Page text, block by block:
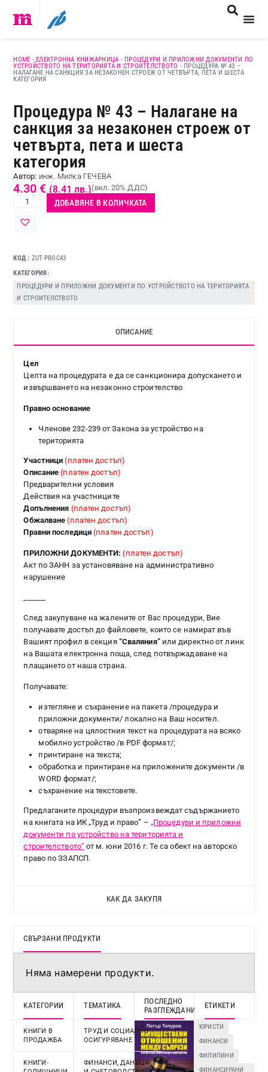
HOME -ЕЛЕКТРОННА КНИЖАРНИЦА -ПРОЦЕДУРИ И ПРИЛОЖНИ ДОКУМЕНТИ ПО
УСТРОЙСТВОТО НА ТЕРИТОРИЯТА И СТРОИТЕЛСТВОТО - ПРОЦЕДУРА № 43 –
НАЛАГАНЕ НА САНКЦИЯ ЗА НЕЗАКОНЕН СТРОЕЖ ОТ ЧЕТВЪРТА, ПЕТА И ШЕСТА
КАТЕГОРИЯ
Процедура № 43 – Налагане на
санкция за незаконен строеж от
четвърта, пета и шеста
категория
Автор: инж. Милка ГЕЧЕВА
4.30€ (8.41 лв.)(вкл. 20% ДДС)
ДОБАВЯНЕ В КОЛИЧКАТА
КОД ZUT-PROC43
КАТЕГОРИЯ
ПРОЦЕДУРИ И ПРИЛОЖНИ ДОКУМЕНТИ ПО УСТРОЙСТВОТО НА ТЕРИТОРИЯТА
И СТРОИТЕЛСТВОТО
ОПИСАНИЕ
КАК ДА ЗАКУПЯ
Цел
Целта на процедурата е да се санкционира допускането и
извършването на незаконно строителство
Правно основание
Членове 232-239 от Закона за устройство на
територията
Участници (платен достъп)
Описание (платен достъп)
Предварителни условия
Действия на участниците
Допълнения (платен достъп)
Обжалване (платен достъп)
Правни последици (платен достъп)
ПРИЛОЖНИ ДОКУМЕНТИ: (платен достъп)
Акт по ЗАНН за установяване на административно
нарушение
След закупуване на жалените от Вас процедури, Вие
получавате достъп до файловете, които се намират във
Вашият профил в секция “Сваляния” или директно от линк
на Вашата електронна поща, след потвържадаване на
плащането от наша страна.
Получавате:
изтегляне и съхранение на пакета /процедура и
приложни документи/ локално на Ваш носител.
отваряне на цялостния текст на процедурата на всяко
мобилно устройство /в PDF формат/;
принтиране на текста;
обработка и принтиране на приложените документи /в
WORD формат/;
съхранение на текстовете.
Предлаганите процедури възпроизвеждат съдържанието
на книгата на ИК „Труд и право” – „Процедури и приложни
документи по устройство на територията и
строителството”от м. юни 2016 г. Те са обект на авторско
право по ЗЗАПСП.
СВЪРЗАНИ ПРОДУКТИ
Няма намерени продукти.
КАТЕГОРИИ
КНИГИ В
ПРОДАЖБА
KНИГИ-
ТЕМАТИКА
ТРУД И СОЦИАЛНО
ОСИГУРЯВАНЕ
ФИНАНСИ, ДАНЪЦИ
ПОСЛЕДНО
РАЗГЛЕЖДАНИ
ЕТИКЕТИ
ЮРИСТИ
ФИНАНСИ
ФИЛИПИНИ
ФИНАНСИРАНИ